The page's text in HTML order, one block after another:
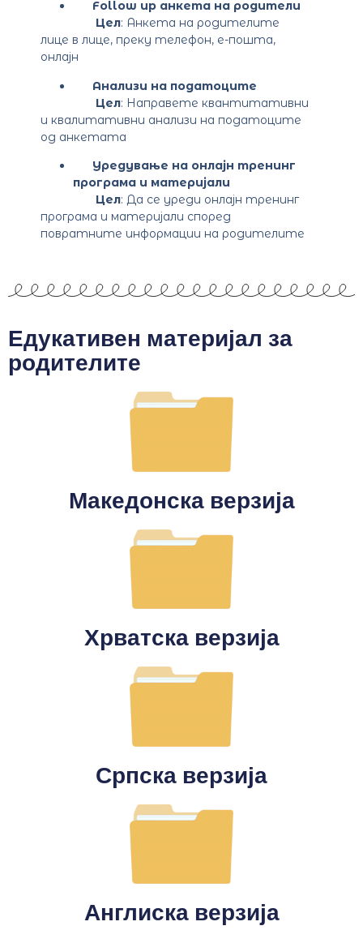
Follow up анкета на родители
Цел: Анкета на родителите
лице в лице, преку телефон, е-пошта,
онлајн
Анализи на податоците
Цел: Направете квантитативни
и квалитативни анализи на податоците
од анкетата
Уредување на онлајн тренинг
програма и материјали
Цел: Да се уреди онлајн тренинг
програма и материјали според
повратните информации на родителите
Едукативен материјал за
родителите
Македонска верзија
Хрватска верзија
Српска верзија
Англиска верзија